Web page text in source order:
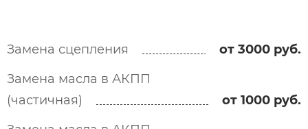
Замена сцепления
от 3000 руб.
Замена масла в АКПП
(частичная)
от 1000 руб.